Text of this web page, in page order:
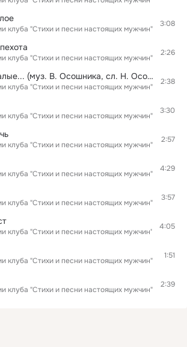
клуба "Стихи и песни настоящих мужчин"
3:08
клуба "Стихи и песни настоящих мужчин"
2:26
А закаты алые... (муз. В. Осошника, сл. Н. Осошника)
клуба "Стихи и песни настоящих мужчин"
2:38
клуба "Стихи и песни настоящих мужчин"
3:30
клуба "Стихи и песни настоящих мужчин"
2:57
клуба "Стихи и песни настоящих мужчин"
4:29
клуба "Стихи и песни настоящих мужчин"
3:57
клуба "Стихи и песни настоящих мужчин"
4:05
клуба "Стихи и песни настоящих мужчин"
1:51
клуба "Стихи и песни настоящих мужчин"
2:39